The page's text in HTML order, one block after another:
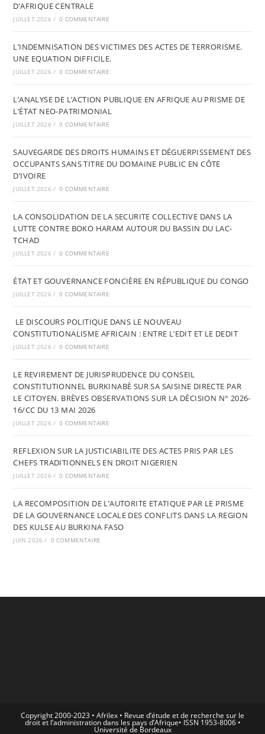
D’AFRIQUE CENTRALE
JUILLET 2026 / 0 COMMENTAIRE
L’INDEMNISATION DES VICTIMES DES ACTES DE TERRORISME.
UNE EQUATION DIFFICILE.
JUILLET 2026 / 0 COMMENTAIRE
L’ANALYSE DE L’ACTION PUBLIQUE EN AFRIQUE AU PRISME DE
L’ÉTAT NEO-PATRIMONIAL
JUILLET 2026 / 0 COMMENTAIRE
SAUVEGARDE DES DROITS HUMAINS ET DÉGUERPISSEMENT DES
OCCUPANTS SANS TITRE DU DOMAINE PUBLIC EN CÔTE
D’IVOIRE
JUILLET 2026 / 0 COMMENTAIRE
LA CONSOLIDATION DE LA SECURITE COLLECTIVE DANS LA
LUTTE CONTRE BOKO HARAM AUTOUR DU BASSIN DU LAC-
TCHAD
JUILLET 2026 / 0 COMMENTAIRE
ÉTAT ET GOUVERNANCE FONCIÈRE EN RÉPUBLIQUE DU CONGO
JUILLET 2026 / 0 COMMENTAIRE
LE DISCOURS POLITIQUE DANS LE NOUVEAU
CONSTITUTIONALISME AFRICAIN : ENTRE L’EDIT ET LE DEDIT
JUILLET 2026 / 0 COMMENTAIRE
LE REVIREMENT DE JURISPRUDENCE DU CONSEIL
CONSTITUTIONNEL BURKINABÈ SUR SA SAISINE DIRECTE PAR
LE CITOYEN. BRÈVES OBSERVATIONS SUR LA DÉCISION N° 2026-
16/CC DU 13 MAI 2026
JUILLET 2026 / 0 COMMENTAIRE
REFLEXION SUR LA JUSTICIABILITE DES ACTES PRIS PAR LES
CHEFS TRADITIONNELS EN DROIT NIGERIEN
JUILLET 2026 / 0 COMMENTAIRE
LA RECOMPOSITION DE L’AUTORITE ETATIQUE PAR LE PRISME
DE LA GOUVERNANCE LOCALE DES CONFLITS DANS LA REGION
DES KULSE AU BURKINA FASO
JUIN 2026 / 0 COMMENTAIRE
Copyright 2000-2023 • Afrilex • Revue d’étude et de recherche sur le
droit et l’administration dans les pays d’Afrique• ISSN 1953-8006 •
Université de Bordeaux